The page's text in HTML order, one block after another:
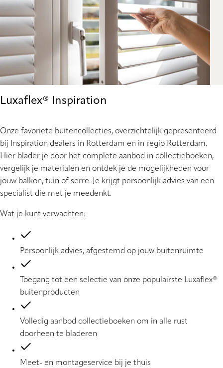
Luxaflex® Inspiration
Onze favoriete buitencollecties, overzichtelijk gepresenteerd
bij Inspiration dealers in Rotterdam en in regio Rotterdam.
Hier blader je door het complete aanbod in collectieboeken,
vergelijk je materialen en ontdek je de mogelijkheden voor
jouw balkon, tuin of serre. Je krijgt persoonlijk advies van een
specialist die met je meedenkt.
Wat je kunt verwachten:
Persoonlijk advies, afgestemd op jouw buitenruimte
Toegang tot een selectie van onze populairste Luxaflex®
buitenproducten
Volledig aanbod collectieboeken om in alle rust
doorheen te bladeren
Meet- en montageservice bij je thuis